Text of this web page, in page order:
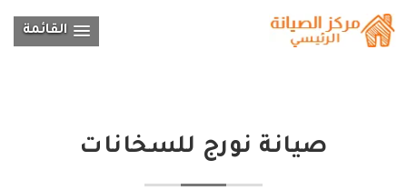
القائمة
صيانة نورج للسخانات